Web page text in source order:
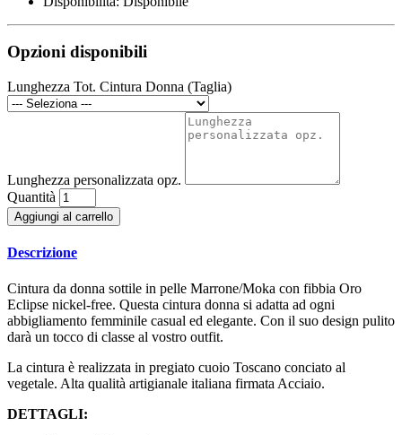
Opzioni disponibili
Lunghezza Tot. Cintura Donna (Taglia)
Lunghezza personalizzata opz.
Quantità
Aggiungi al carrello
Descrizione
Cintura da donna sottile in pelle Marrone/Moka con fibbia Oro
Eclipse nickel-free. Questa cintura donna si adatta ad ogni
abbigliamento femminile casual ed elegante. Con il suo design pulito
darà un tocco di classe al vostro outfit.
La cintura è realizzata in pregiato cuoio Toscano conciato al
vegetale. Alta qualità artigianale italiana firmata Acciaio.
DETTAGLI: